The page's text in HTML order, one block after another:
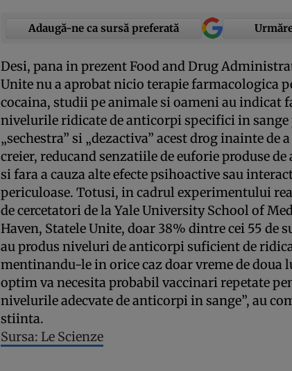
Adaugă-ne ca sursă preferată
Desi, pana in prezent Food and Drug
Unite nu a aprobat nicio terapie farmacologica
cocaina, studii pe animale si oameni au indicat
nivelurile ridicate de anticorpi specifici in sange
„sechestra” si „dezactiva” acest drog inainte de
creier, reducand senzatiile de euforie produse de
si fara a cauza alte efecte psihoactive sau
periculoase. Totusi, in cadrul experimentului
de cercetatori de la Yale University School of
Haven, Statele Unite, doar 38% dintre cei 55 de
au produs niveluri de anticorpi suficient de
mentinandu-le in orice caz doar vreme de doua
optim va necesita probabil vaccinari repetate
nivelurile adecvate de anticorpi in sange”, au
stiinta.
Sursa: Le Scienze